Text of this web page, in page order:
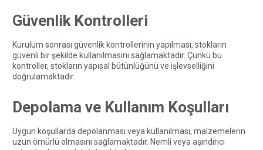
Güvenlik Kontrolleri
Kurulum sonrası güvenlik kontrollerinin yapılması, stokların
güvenli bir şekilde kullanılmasını sağlamaktadır. Çünkü bu
kontroller, stokların yapısal bütünlüğünü ve işlevselliğini
doğrulamaktadır.
Depolama ve Kullanım Koşulları
Uygun koşullarda depolanması veya kullanılması, malzemelerin
uzun ömürlü olmasını sağlamaktadır. Nemli veya aşındırıcı